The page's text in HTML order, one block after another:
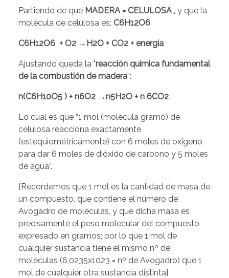
Partiendo de que MADERA = CELULOSA , y que la
molécula de celulosa es: C6H12O6
C6H12O6 + O2 → H2O + CO2 + energía
Ajustando queda la "reacción química fundamental
de la combustión de madera”:
n(C6H10O5 ) + n6O2 →n5H2O + n 6CO2
Lo cual es que “1 mol (molécula gramo) de
celulosa reacciona exactamente
(estequiométricamente) con 6 moles de oxígeno
para dar 6 moles de dióxido de carbono y 5 moles
de agua”.
[Recordemos que 1 mol es la cantidad de masa de
un compuesto, que contiene el número de
Avogadro de moléculas, y que dicha masa es
precisamente el peso molecular del compuesto
expresado en gramos; por lo que 1 mol de
cualquier sustancia tiene el mismo nº de
moléculas (6,0235x1023 = nº de Avogadro) que 1
mol de cualquier otra sustancia distinta]